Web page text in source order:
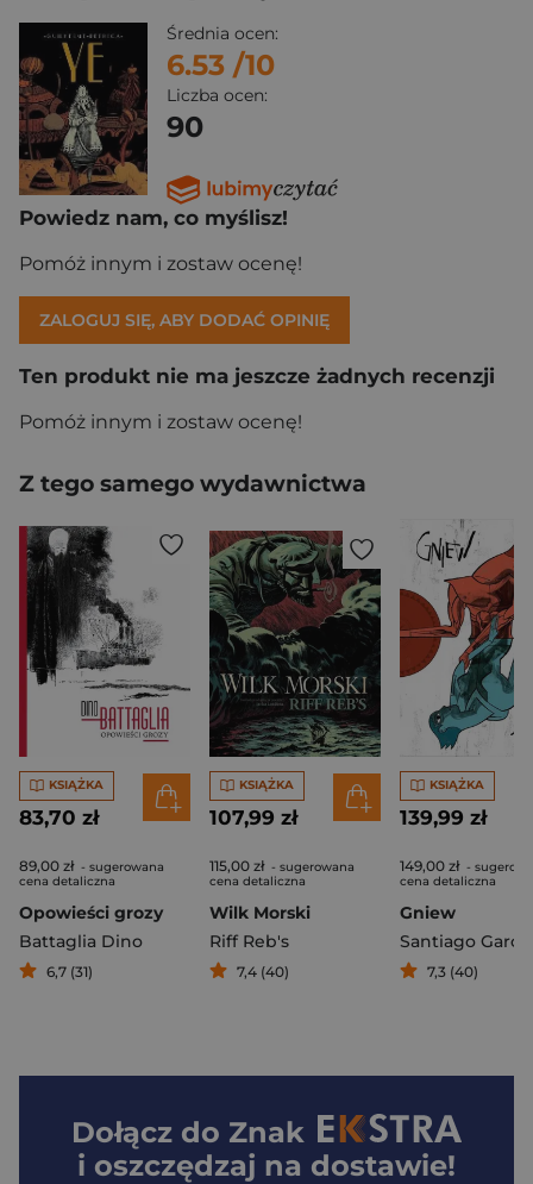
Średnia ocen:
6.53 /10
Liczba ocen:
90
Powiedz nam, co myślisz!
Pomóż innym i zostaw ocenę!
ZALOGUJ SIĘ, ABY DODAĆ OPINIĘ
Ten produkt nie ma jeszcze żadnych recenzji
Pomóż innym i zostaw ocenę!
Z tego samego wydawnictwa
KSIĄŻKA
83,70 zł
89,00 zł - sugerowana
cena detaliczna
Opowieści grozy
Battaglia Dino
6,7 (31)
KSIĄŻKA
107,99 zł
115,00 zł - sugerowana
cena detaliczna
Wilk Morski
Riff Reb's
7,4 (40)
KSIĄŻKA
139,99 zł
149,00 zł -
cena detaliczna
Gniew
Santiago Garcia
7,3 (40)
Dołącz do Znak
i oszczędzaj na dostawie!